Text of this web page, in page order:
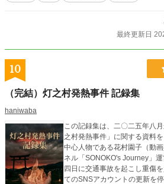
最終更新日
10
（完結）灯之村発熱事件 記録集
haniwaba
この記録集は、二〇二五年八
之村発熱事件」に関する資料
中心人物である花村園子（動
ネル「SONOKO's Journey」
四日に交通事故を起こし重傷
てのSNSアカウントの更新を